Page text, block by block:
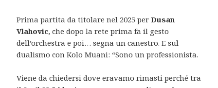
Prima partita da titolare nel 2025 perDusan
Vlahovic, che dopo la rete prima fa il gesto
dell’orchestra e poi… segna un canestro. E sul
dualismo con Kolo Muani: “Sono un professionista.
Viene da chiedersi dove eravamo rimasti perché tra